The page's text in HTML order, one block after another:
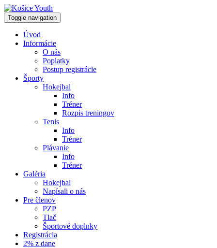
Toggle navigation
Úvod
Informácie
O nás
Poplatky
Postup registrácie
Športy
Hokejbal
Info
Tréner
Rozpis treningov
Tenis
Info
Tréner
Plávanie
Info
Tréner
Galéria
Hokejbal
Napísali o nás
Pre členov
PZP
Tlač
Športové doplnky
Registrácia
2% z dane